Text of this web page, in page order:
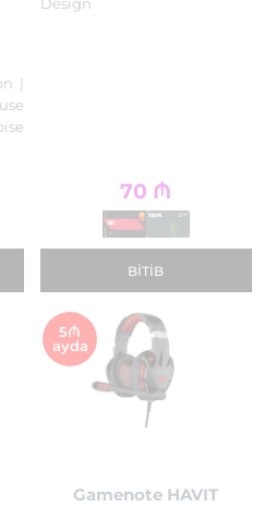
|
Design
70 ₼
BITIB
5₼
ayda
Gamenote HAVIT